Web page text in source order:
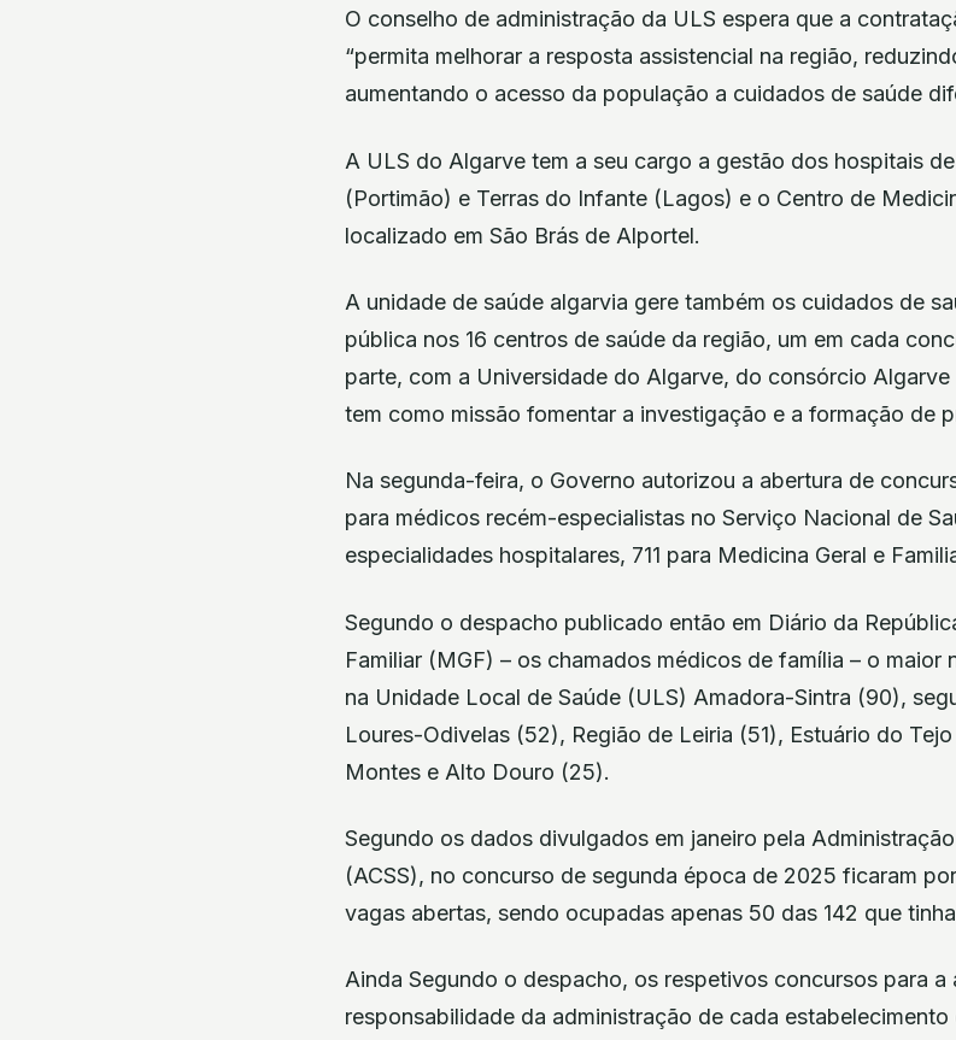
O conselho de administração da ULS espera que a
“permita melhorar a resposta assistencial na região,
aumentando o acesso da população a cuidados de saúde
A ULS do Algarve tem a seu cargo a gestão dos hospitais
(Portimão) e Terras do Infante (Lagos) e o Centro de
localizado em São Brás de Alportel.
A unidade de saúde algarvia gere também os cuidados de
pública nos 16 centros de saúde da região, um em cada
parte, com a Universidade do Algarve, do consórcio
tem como missão fomentar a investigação e a formação de
Na segunda-feira, o Governo autorizou a abertura de
para médicos recém-especialistas no Serviço Nacional de
especialidades hospitalares, 711 para Medicina Geral e
Segundo o despacho publicado então em Diário da
Familiar (MGF) – os chamados médicos de família – o
na Unidade Local de Saúde (ULS) Amadora-Sintra (90),
Loures-Odivelas (52), Região de Leiria (51), Estuário do
Montes e Alto Douro (25).
Segundo os dados divulgados em janeiro pela
(ACSS), no concurso de segunda época de 2025 ficaram
vagas abertas, sendo ocupadas apenas 50 das 142 que
Ainda Segundo o despacho, os respetivos concursos para a
responsabilidade da administração de cada